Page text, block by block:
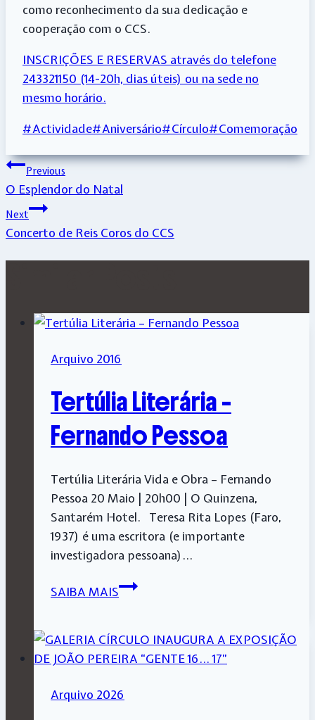
como reconhecimento da sua dedicação e
cooperação com o CCS.
INSCRIÇÕES E RESERVAS através do telefone
243321150 (14-20h, dias úteis) ou na sede no
mesmo horário.
Post
#Actividade#Aniversário#Círculo#Comemoração
Navegação
de
artigos
Previous
O Esplendor do Natal
Next
Concerto de Reis Coros do CCS
Arquivo 2016
Tertúlia Literária –
Fernando Pessoa
Tertúlia Literária Vida e Obra – Fernando
Pessoa 20 Maio | 20h00 | O Quinzena,
Santarém Hotel. Teresa Rita Lopes (Faro,
1937) é uma escritora (e importante
investigadora pessoana)…
SAIBA MAISTertúlia
Fernando
Pessoa
Arquivo 2026